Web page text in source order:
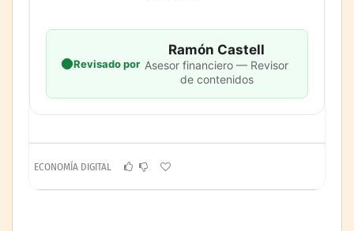
Revisado por
Ramón Castell
Asesor financiero — Revisor
de contenidos
ECONOMÍA DIGITAL